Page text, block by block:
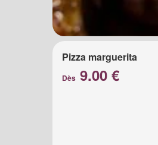
Pizza marguerita
Dès 9.00 €